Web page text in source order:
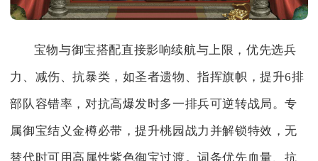
宝物与御宝搭配直接影响续航与上限，优先选兵
力、减伤、抗暴类，如圣者遗物、指挥旗帜，提升6排
部队容错率，对抗高爆发时多一排兵可逆转战局。专
属御宝结义金樽必带，提升桃园战力并解锁特效，无
替代时可用高属性紫色御宝过渡。词条优先血量、抗